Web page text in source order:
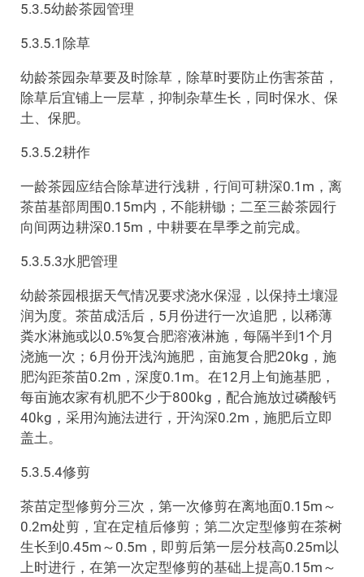
5.3.5幼龄茶园管理
5.3.5.1除草
幼龄茶园杂草要及时除草，除草时要防止伤害茶苗，
除草后宜铺上一层草，抑制杂草生长，同时保水、保
土、保肥。
5.3.5.2耕作
一龄茶园应结合除草进行浅耕，行间可耕深0.1m，离
茶苗基部周围0.15m内，不能耕锄；二至三龄茶园行
向间两边耕深0.15m，中耕要在旱季之前完成。
5.3.5.3水肥管理
幼龄茶园根据天气情况要求浇水保湿，以保持土壤湿
润为度。茶苗成活后，5月份进行一次追肥，以稀薄
粪水淋施或以0.5%复合肥溶液淋施，每隔半到1个月
浇施一次；6月份开浅沟施肥，亩施复合肥20kg，施
肥沟距茶苗0.2m，深度0.1m。在12月上旬施基肥，
每亩施农家有机肥不少于800kg，配合施放过磷酸钙
40kg，采用沟施法进行，开沟深0.2m，施肥后立即
盖土。
5.3.5.4修剪
茶苗定型修剪分三次，第一次修剪在离地面0.15m～
0.2m处剪，宜在定植后修剪；第二次定型修剪在茶树
生长到0.45m～0.5m，即剪后第一层分枝高0.25m以
上时进行，在第一次定型修剪的基础上提高0.15m～